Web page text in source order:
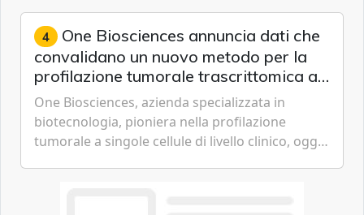
Gen3, avvicinando i...
4 One Biosciences annuncia dati che
convalidano un nuovo metodo per la
profilazione tumorale trascrittomica a
singole cellule da campioni istologici
One Biosciences, azienda specializzata in
biotecnologia, pioniera nella profilazione
tumorale a singole cellule di livello clinico, oggi